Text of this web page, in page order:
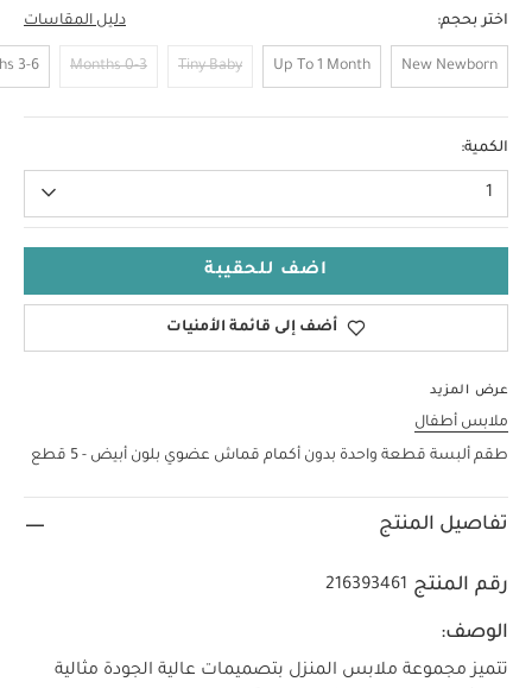
اختر بحجم: دليل المقاسات
New Newborn
Up To 1 Month
Tiny Baby
0-3 Months
3-6 Months
الكمية:
1
اضف للحقيبة
أضف إلى قائمة الأمنيات
عرض المزيد
ملابس أطفال
طقم ألبسة قطعة واحدة بدون أكمام قماش عضوي بلون أبيض - 5 قطع
تفاصيل المنتج
رقم المنتج 216393461
الوصف:
تتميز مجموعة ملابس المنزل بتصميمات عالية الجودة مثالية